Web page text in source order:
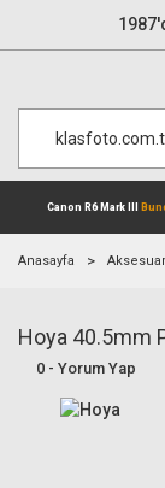
Canon
Anasayfa
Hoya 40.5mm
0 - Yorum Yap